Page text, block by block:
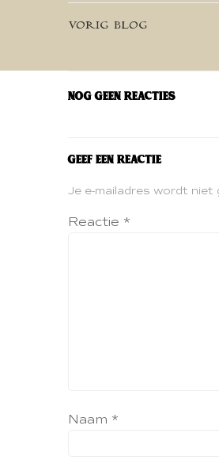
Bericht
navigatie
VORIG BLOG
Nog geen reacties
Geef een reactie
Je e-mailadres wordt niet
Reactie *
Naam *